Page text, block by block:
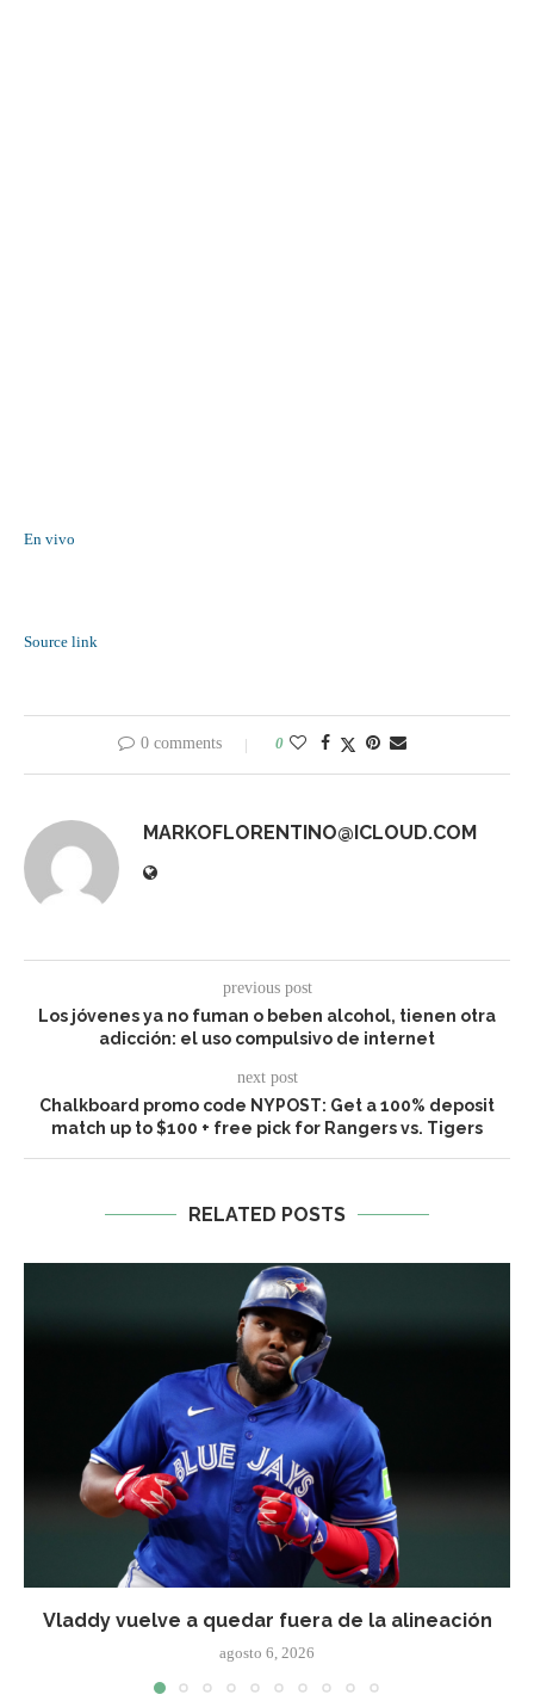
En vivo
Source link
0 comments 0
MARKOFLORENTINO@ICLOUD.COM
previous post
Los jóvenes ya no fuman o beben alcohol, tienen otra
adicción: el uso compulsivo de internet
next post
Chalkboard promo code NYPOST: Get a 100% deposit
match up to $100 + free pick for Rangers vs. Tigers
RELATED POSTS
Vladdy vuelve a quedar fuera de la alineación
agosto 6, 2026